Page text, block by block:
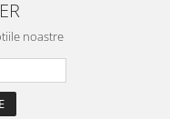
noastre